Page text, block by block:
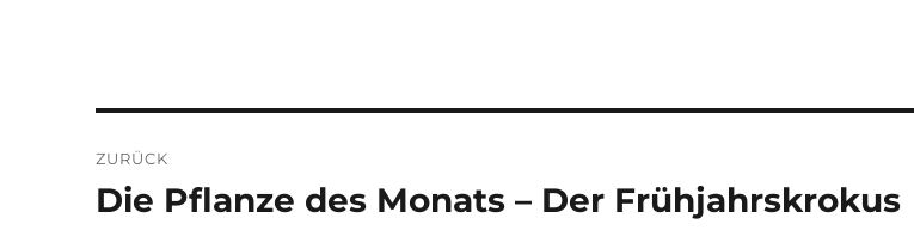
ZURÜCK
Vorheriger
Die Pflanze des Monats – Der Frühjahrskrokus